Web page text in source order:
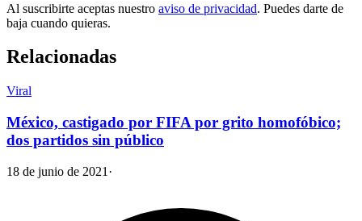
Al suscribirte aceptas nuestro aviso de privacidad. Puedes darte de
baja cuando quieras.
Relacionadas
Viral
México, castigado por FIFA por grito homofóbico;
dos partidos sin público
18 de junio de 2021 ·